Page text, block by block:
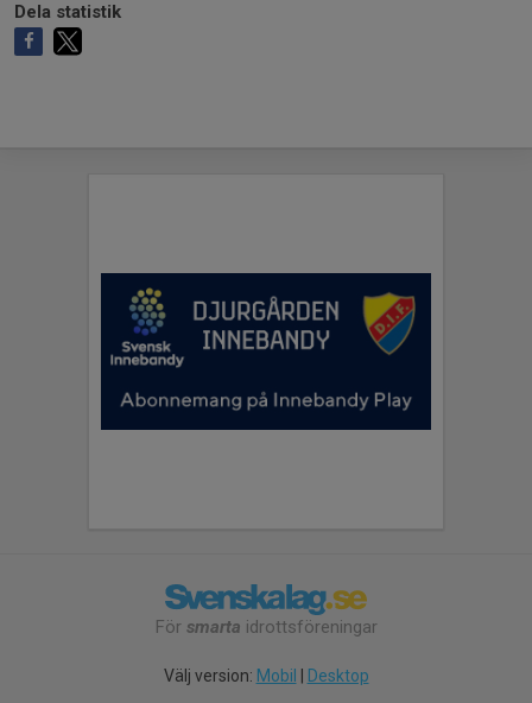
Dela statistik
För smarta idrottsföreningar
Välj version: Mobil Desktop